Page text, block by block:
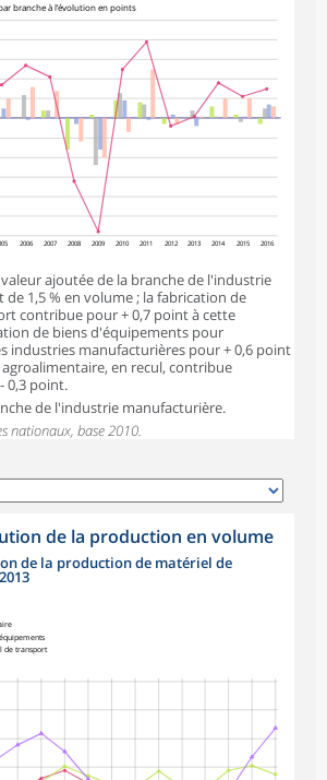
branche à l’évolution en points
2006 2007 2008 2009 2010 2011 2012 2013 2014 2015 2016
valeur ajoutée de la branche de l'industrie
1,5 % en volume ; la fabrication de
contribue pour + 0,7 point à cette
de biens d'équipements pour
industries manufacturières pour + 0,6 point
en recul, contribue
0,3 point.
de l'industrie manufacturière.
nationaux, base 2010.
de la production en volume
de la production de matériel de
de transport